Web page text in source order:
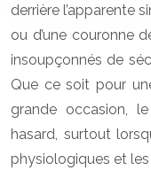
derrière l’apparente
ou d’une couronne
insoupçonnés de
Que ce soit pour
grande occasion,
hasard, surtout
physiologiques et